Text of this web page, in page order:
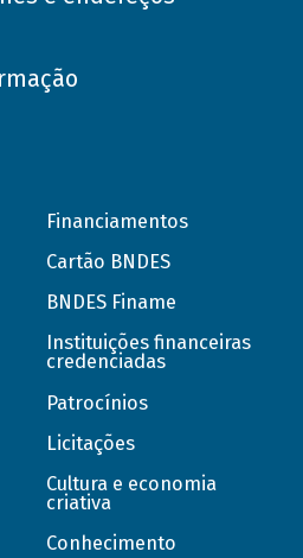
Financiamentos
Cartão BNDES
BNDES Finame
Instituições financeiras
credenciadas
Patrocínios
Licitações
Cultura e economia
criativa
Conhecimento